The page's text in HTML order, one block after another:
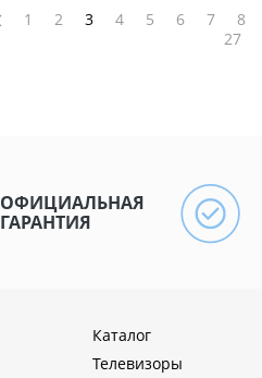
1 2 3 4 5 6 7 8
27
ОФИЦИАЛЬНАЯ
ГАРАНТИЯ
Каталог
Телевизоры